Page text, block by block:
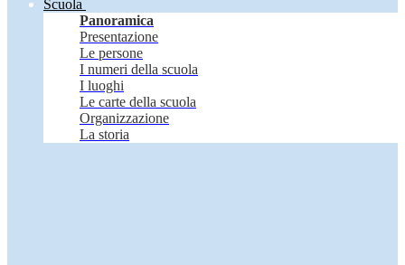
Scuola
Panoramica
Presentazione
Le persone
I numeri della scuola
I luoghi
Le carte della scuola
Organizzazione
La storia